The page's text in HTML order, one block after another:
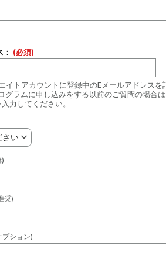
(必須)
イトアカウントに登録中のEメールアドレスを
グラムに申し込みをする以前のご質問の場合
力してください。
さい
)
奨)
プション)